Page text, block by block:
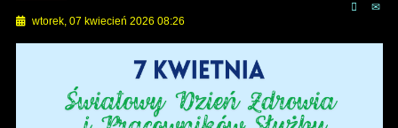
wtorek, 07 kwiecień 2026 08:26